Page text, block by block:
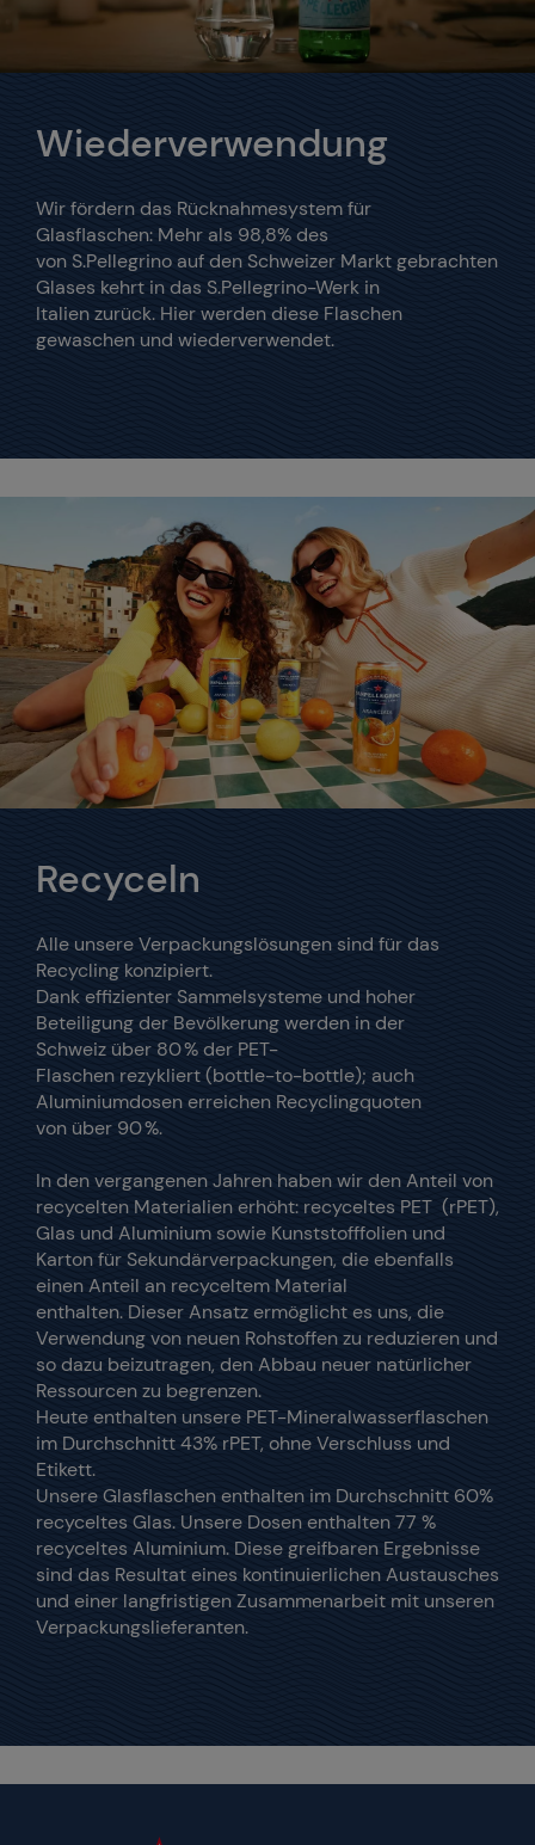
Wiederverwendung
Wir fördern das Rücknahmesystem für
Glasflaschen: Mehr als 98,8% des
von S.Pellegrino auf den Schweizer Markt gebrachten
Glases kehrt in das S.Pellegrino-Werk in
Italien zurück. Hier werden diese Flaschen
gewaschen und wiederverwendet.
Recyceln
Alle unsere Verpackungslösungen sind für das
Recycling konzipiert.
Dank effizienter Sammelsysteme und hoher
Beteiligung der Bevölkerung werden in der
Schweiz über 80 % der PET-
Flaschen rezykliert (bottle-to-bottle); auch
Aluminiumdosen erreichen Recyclingquoten
von über 90 %.
In den vergangenen Jahren haben wir den Anteil von
recycelten Materialien erhöht: recyceltes PET (rPET),
Glas und Aluminium sowie Kunststofffolien und
Karton für Sekundärverpackungen, die ebenfalls
einen Anteil an recyceltem Material
enthalten. Dieser Ansatz ermöglicht es uns, die
Verwendung von neuen Rohstoffen zu reduzieren und
so dazu beizutragen, den Abbau neuer natürlicher
Ressourcen zu begrenzen.
Heute enthalten unsere PET-Mineralwasserflaschen
im Durchschnitt 43% rPET, ohne Verschluss und
Etikett.
Unsere Glasflaschen enthalten im Durchschnitt 60%
recyceltes Glas. Unsere Dosen enthalten 77 %
recyceltes Aluminium. Diese greifbaren Ergebnisse
sind das Resultat eines kontinuierlichen Austausches
und einer langfristigen Zusammenarbeit mit unseren
Verpackungslieferanten.